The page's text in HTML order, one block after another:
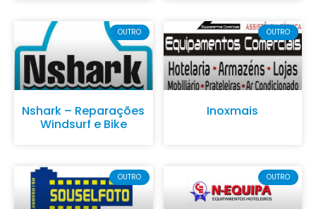
OUTRO
Nshark – Reparações
Windsurf e Bike
OUTRO
Inoxmais
OUTRO OUTRO